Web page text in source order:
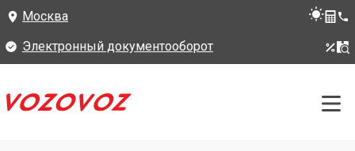
Москва
Электронный документооборот